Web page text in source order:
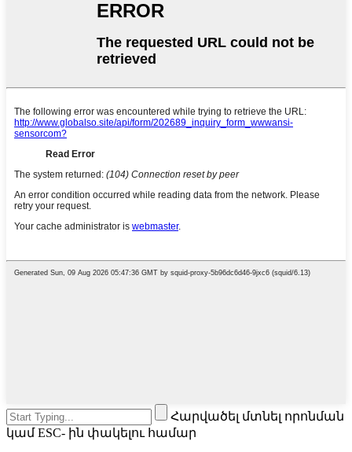
Հարվածել մտնել որոնման
կամ ESC- ին փակելու համար